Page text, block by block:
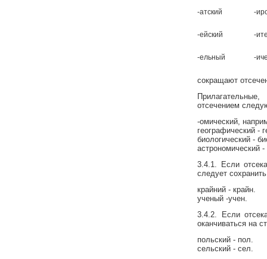
-атский -
-ейский -
-ельный -
сокращают
отсечением
-омический,
географический -
биологический -
астрономический -
3.4.1. Если
следует
крайний - крайн.
ученый -учен.
3.4.2. Если
оканчиваться на
польский - пол.
сельский - сел.